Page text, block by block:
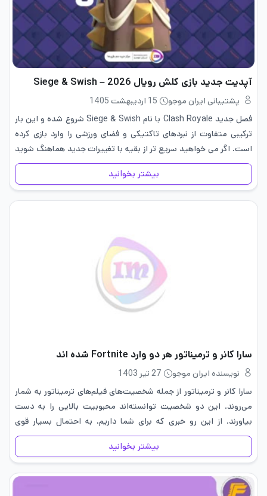
آپدیت جدید بازی کلش رویال 2026 – Siege & Swish
پشتیبانی ایران موجو
15 اردیبهشت 1405
فصل جدید Clash Royale با نام Siege & Swish شروع شده و این بار
ترکیبی متفاوت از نبردهای تاکتیکی و فضای ورزشی را وارد بازی کرده
است. اگر می خواهید سریع تر از بقیه با تغییرات جدید هماهنگ شوید
و…
بیشتر بخوانید
سارا کانر و ترمیناتور هر دو وارد Fortnite شده اند
نویسنده ایران موجو
27 تیر 1403
سارا کانر و ترمیناتور از جمله شخصیت‌های فیلم‌های ترمیناتور به شمار
می‌روند. این دو شخصیت توانسته‌اند محبوبیت بالایی را به دست
بیاورند. از این رو خبری که برای شما داریم، به احتمال بسیار قوی
می‌تواند شما را خوشحال و راضی…
بیشتر بخوانید